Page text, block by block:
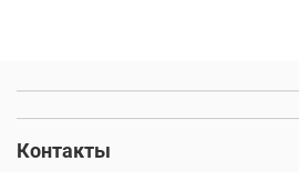
Контакты